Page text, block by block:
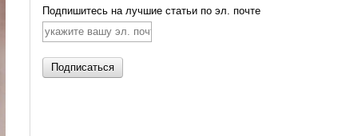
Подпишитесь на лучшие статьи по эл. почте